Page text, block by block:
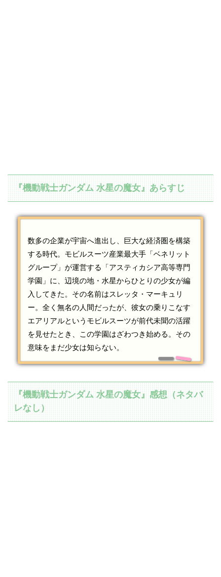
『機動戦士ガンダム 水星の魔女』あらすじ
数多の企業が宇宙へ進出し、巨大な経済圏を構築
する時代。モビルスーツ産業最大手「ベネリット
グループ」が運営する「アスティカシア高等専門
学園」に、辺境の地・水星からひとりの少女が編
入してきた。その名前はスレッタ・マーキュリ
ー。全く無名の人間だったが、彼女の乗りこなす
エアリアルというモビルスーツが前代未聞の活躍
を見せたとき、この学園はざわつき始める。その
意味をまだ少女は知らない。
『機動戦士ガンダム 水星の魔女』感想（ネタバ
レなし）